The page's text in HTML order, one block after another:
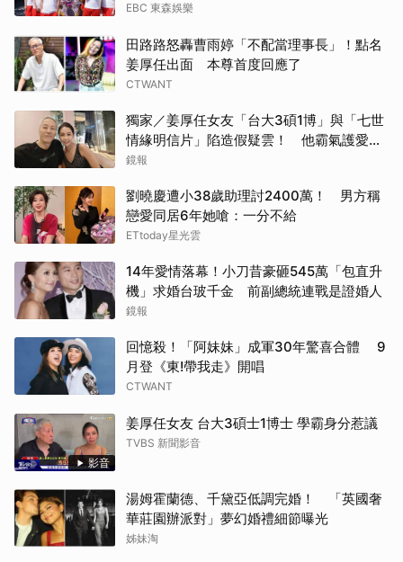
EBC 東森娛樂
田路路怒轟曹雨婷「不配當理事長」！點名
姜厚任出面 本尊首度回應了
CTWANT
獨家／姜厚任女友「台大3碩1博」與「七世
情緣明信片」陷造假疑雲！ 他霸氣護愛：
她是文盲我也喜歡！
鏡報
劉曉慶遭小38歲助理討2400萬！ 男方稱
戀愛同居6年她嗆：一分不給
ETtoday星光雲
14年愛情落幕！小刀昔豪砸545萬「包直升
機」求婚台玻千金 前副總統連戰是證婚人
鏡報
回憶殺！「阿妹妹」成軍30年驚喜合體 9
月登《東!帶我走》開唱
CTWANT
影音
姜厚任女友 台大3碩士1博士 學霸身分惹議
TVBS 新聞影音
湯姆霍蘭德、千黛亞低調完婚！ 「英國奢
華莊園辦派對」夢幻婚禮細節曝光
姊妹淘